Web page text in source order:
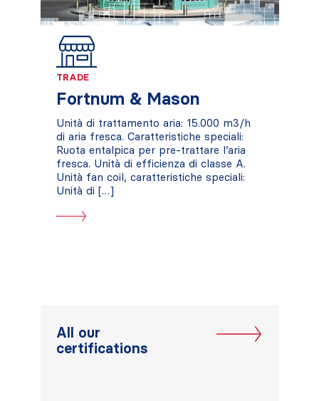
TRADE
Fortnum & Mason
Unità di trattamento aria: 15.000 m3/h
di aria fresca. Caratteristiche speciali:
Ruota entalpica per pre-trattare l’aria
fresca. Unità di efficienza di classe A.
Unità fan coil, caratteristiche speciali:
Unità di […]
All our
certifications